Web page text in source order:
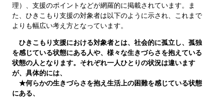
理）、支援のポイントなどが網羅的に掲載されています。ま
た、ひきこもり支援の対象者は以下のように示され、これまで
よりも幅広い考え方となっています。
ひきこもり支援における対象者とは、社会的に孤立し、孤独
を感じている状態にある人や、様々な生きづらさを抱えている
状態の人となります。それぞれ一人ひとりの状況は違います
が、具体的には、
★何らかの生きづらさを抱え生活上の困難を感じている状態
にある、